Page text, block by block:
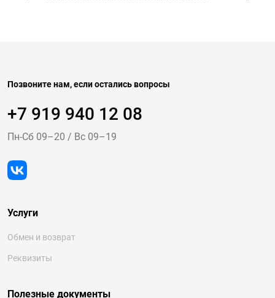
Услуги
Обмен и возврат
Реквизиты
Полезные документы
Позвоните нам, если остались вопросы
+7 919 940 12 08
Пн-Cб 09–20 / Вс 09–19